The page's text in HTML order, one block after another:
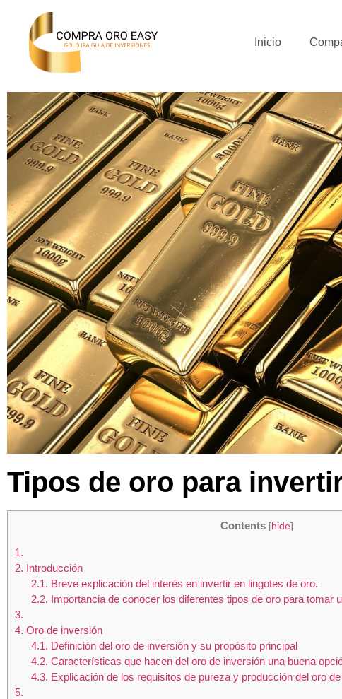
Inicio
Tipos de oro para
Contents [hide]
1.
2. Introducción
2.1. Breve explicación del interés en invertir en lingotes de oro.
2.2. Importancia de conocer los diferentes tipos de oro para tomar
3.
4. Oro de inversión
4.1. Definición del oro de inversión y su propósito principal
4.2. Características que hacen del oro de inversión una buena
4.3. Explicación de los requisitos de pureza y producción del oro
5.